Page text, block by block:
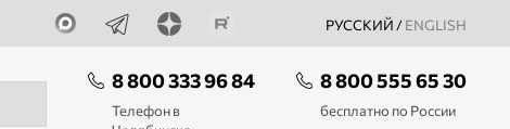
РУССКИЙ / ENGLISH
8 800 333 96 84
Телефон в
8 800 555 65 30
бесплатно по России